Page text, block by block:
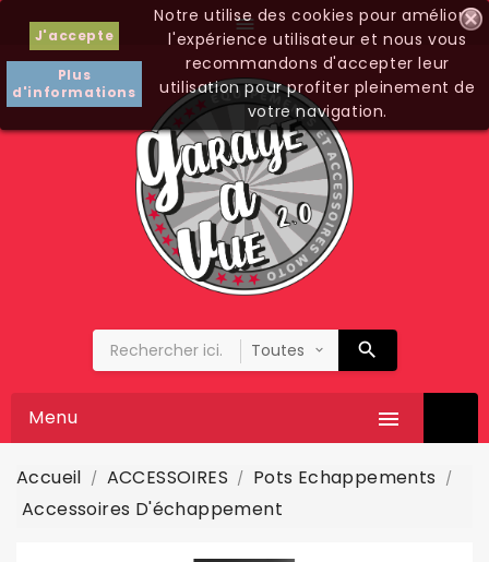

J'accepte
Plus
d'informations
Notre utilise des cookies pour améliorer
l'expérience utilisateur et nous vous
recommandons d'accepter leur
utilisation pour profiter pleinement de
votre navigation.

Menu
Accueil ACCESSOIRES
Pots Echappements
Accessoires D'échappement